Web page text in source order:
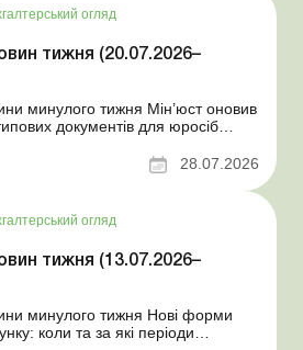
огляд
тижня (20.07.2026–
минулого тижня Мін’юст оновив
документів для юросіб
з організації бронювання У
статус «у розшуку»: що потрібно
28.07.2026
огляд
тижня (13.07.2026–
минулого тижня Нові форми
коли та за які періоди